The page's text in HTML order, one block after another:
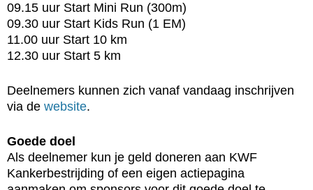
09.15 uur Start Mini Run (300m)
09.30 uur Start Kids Run (1 EM)
11.00 uur Start 10 km
12.30 uur Start 5 km
Deelnemers kunnen zich vanaf vandaag inschrijven
via de website.
Goede doel
Als deelnemer kun je geld doneren aan KWF
Kankerbestrijding of een eigen actiepagina